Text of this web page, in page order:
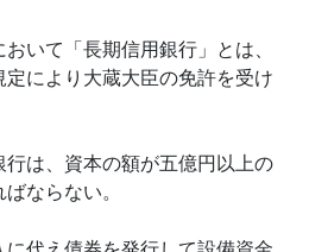
いて「長期信用銀行」とは、
により大蔵大臣の免許を受け
行は、資本の額が五億円以上の
ならない。